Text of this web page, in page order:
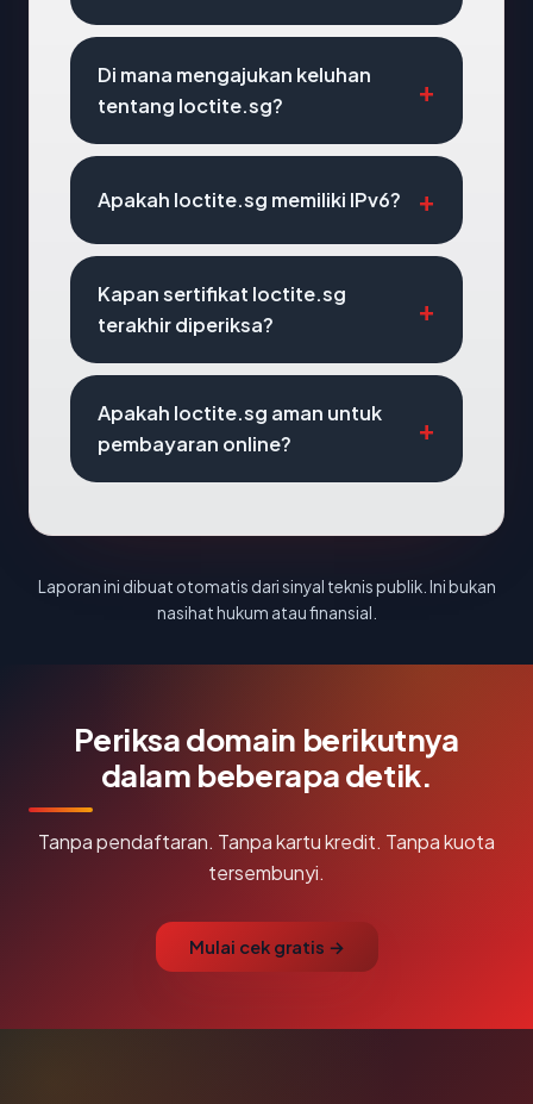
Di mana mengajukan keluhan
tentang loctite.sg?
Apakah loctite.sg memiliki IPv6?
Kapan sertifikat loctite.sg
terakhir diperiksa?
Apakah loctite.sg aman untuk
pembayaran online?
Laporan ini dibuat otomatis dari sinyal teknis publik. Ini bukan
nasihat hukum atau finansial.
Periksa domain berikutnya
dalam beberapa detik.
Tanpa pendaftaran. Tanpa kartu kredit. Tanpa kuota
tersembunyi.
Mulai cek gratis →